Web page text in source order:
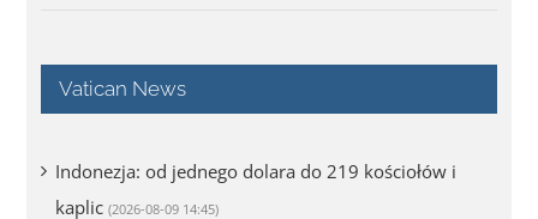
Vatican News
Indonezja: od jednego dolara do 219 kościołów i
kaplic (2026-08-09 14:45)